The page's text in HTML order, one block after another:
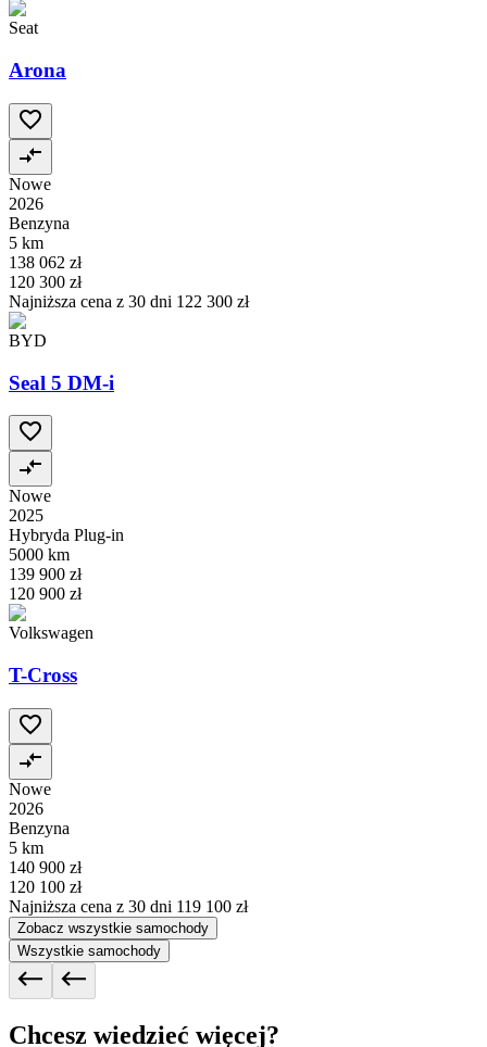
Seat
Arona
Nowe
2026
Benzyna
5 km
138 062 zł
120 300 zł
Najniższa cena z 30 dni 122 300 zł
BYD
Seal 5 DM-i
Nowe
2025
Hybryda Plug-in
5000 km
139 900 zł
120 900 zł
Volkswagen
T-Cross
Nowe
2026
Benzyna
5 km
140 900 zł
120 100 zł
Najniższa cena z 30 dni 119 100 zł
Zobacz wszystkie samochody
Wszystkie samochody
Chcesz wiedzieć więcej?